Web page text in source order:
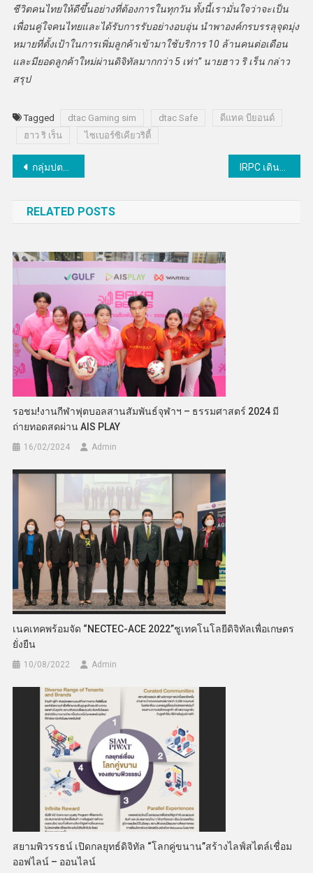
ชีวิตคนไทยให้ดีขึ้นอย่างที่ต้องการในทุกวัน ทั้งนี้เรามั่นใจว่าจะเป็น
เพื่อนคู่ใจคนไทยและได้รับการรับอย่างอบอุ่น นำพาองค์กรบรรลุจุดมุ่ง
หมายที่ตั้งเป้าในการเพิ่มลูกค้าเข้ามาใช้บริการ 10 ล้านคนต่อเดือน
และมียอดลูกค้าใหม่ผ่านดิจิทัลมากกว่า 5 เท่า” นายฮาว ริ เร็น กล่าว
สรุป
Tagged dtac Gaming sim dtac Safe
ดีแทค บียอนด์
ฮาว ริ เร็น
ไซเบอร์ซิเคียวริตี้
แนะแนว
กลุ่มปตท.รุกนวัตกรรมด้านพลังงาน สนับสนุนอุตสาหกรรมเป้าหมายของประเทศ
RELATED POSTS
รอชม!งานกีฬาฟุตบอลสานสัมพันธ์จุฬาฯ – ธรรมศาสตร์ 2024 มี
ถ่ายทอดสดผ่าน AIS PLAY
16/02/2024 Admin
เนคเทคพร้อมจัด “NECTEC-ACE 2022”ชูเทคโนโลยีดิจิทัลเพื่อเกษตร
ยั่งยืน
10/08/2022 Admin
สยามพิวรรธน์ เปิดกลยุทธ์ดิจิทัล “โลกคู่ขนาน”สร้างไลฟ์สไตล์เชื่อม
ออฟไลน์ – ออนไลน์